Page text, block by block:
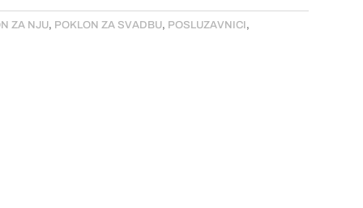
ZA NJU, POKLON ZA SVADBU, POSLUZAVNICI ,